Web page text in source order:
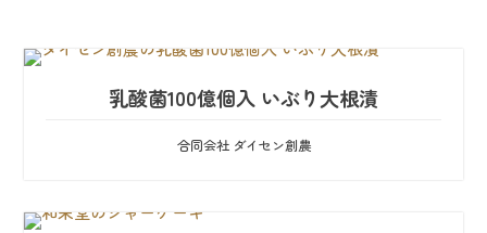
乳酸菌100億個入 いぶり大根漬
合同会社 ダイセン創農